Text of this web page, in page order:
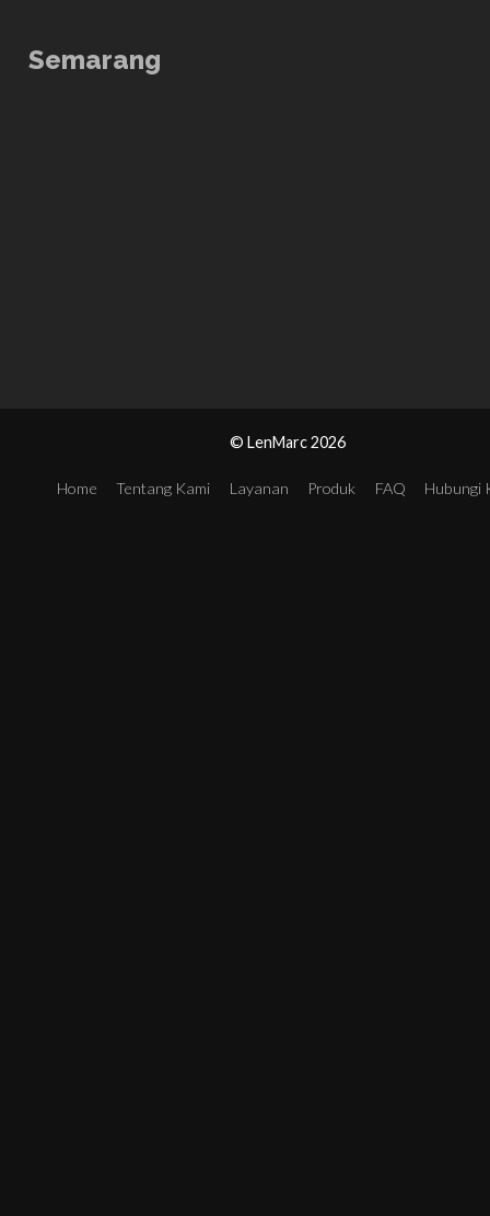
Semarang
© LenMarc 2026
Home Tentang Kami Layanan Produk FAQ Hubungi